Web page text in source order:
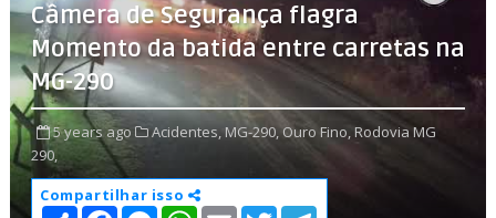
Câmera de Segurança flagra
Momento da batida entre carretas na
MG-290
5 years ago Acidentes, MG-290,Ouro Fino,Rodovia MG
290,
Compartilhar isso